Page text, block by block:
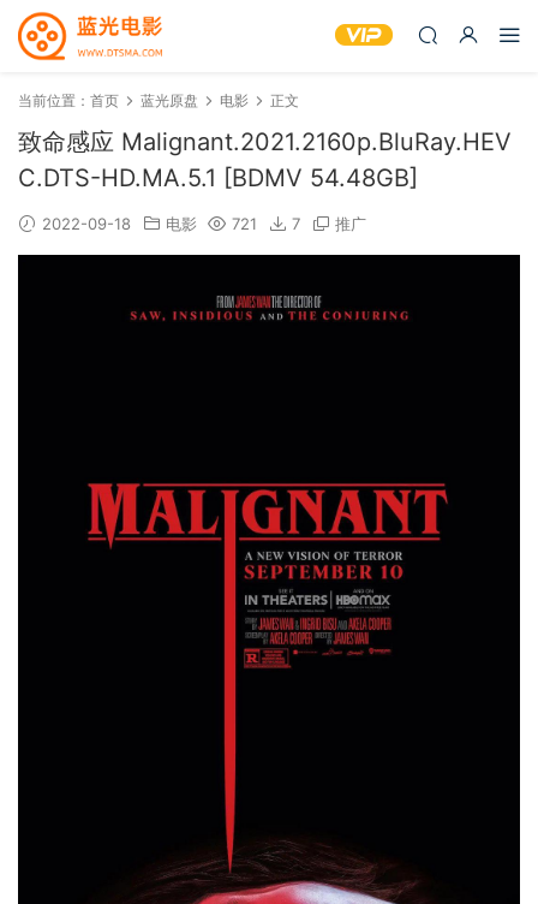
当前位置： 首页 蓝光原盘 电影 正文
致命感应 Malignant.2021.2160p.BluRay.HEV
C.DTS-HD.MA.5.1 [BDMV 54.48GB]
2022-09-18 电影 721 7 推广